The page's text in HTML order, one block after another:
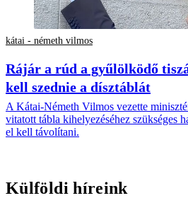
kátai - németh vilmos
Rájár a rúd a gyűlölködő
kell szednie a dísztáblát
A Kátai-Németh Vilmos vezette
vitatott tábla kihelyezéséhez szükséges
el kell távolítani.
Külföldi híreink